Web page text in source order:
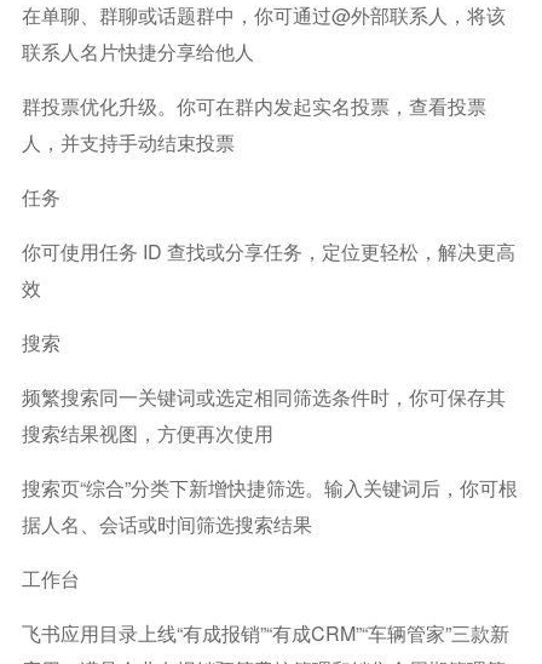
在单聊、群聊或话题群中，你可通过@外部联系人，将该
联系人名片快捷分享给他人
群投票优化升级。你可在群内发起实名投票，查看投票
人，并支持手动结束投票
任务
你可使用任务 ID 查找或分享任务，定位更轻松，解决更高
效
搜索
频繁搜索同一关键词或选定相同筛选条件时，你可保存其
搜索结果视图，方便再次使用
搜索页“综合”分类下新增快捷筛选。输入关键词后，你可根
据人名、会话或时间筛选搜索结果
工作台
飞书应用目录上线“有成报销”“有成CRM”“车辆管家”三款新